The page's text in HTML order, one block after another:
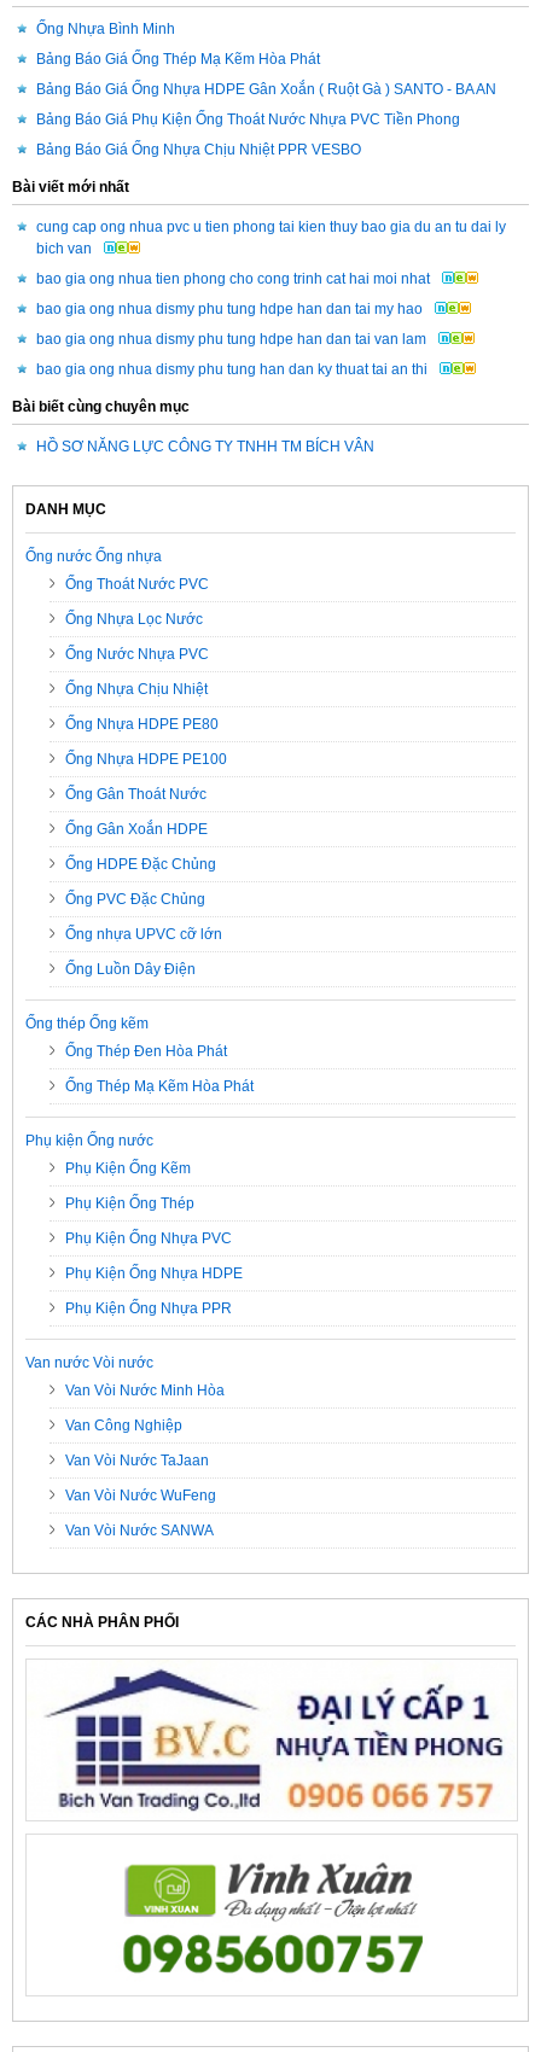
Ống Nhựa Bình Minh
Bảng Báo Giá Ống Thép Mạ Kẽm Hòa Phát
Bảng Báo Giá Ống Nhựa HDPE Gân Xoắn ( Ruột Gà ) SANTO - BA AN
Bảng Báo Giá Phụ Kiện Ống Thoát Nước Nhựa PVC Tiền Phong
Bảng Báo Giá Ống Nhựa Chịu Nhiệt PPR VESBO
Bài viết mới nhất
cung cap ong nhua pvc u tien phong tai kien thuy bao gia du an tu dai ly
bich van
bao gia ong nhua tien phong cho cong trinh cat hai moi nhat
bao gia ong nhua dismy phu tung hdpe han dan tai my hao
bao gia ong nhua dismy phu tung hdpe han dan tai van lam
bao gia ong nhua dismy phu tung han dan ky thuat tai an thi
Bài biết cùng chuyên mục
HỒ SƠ NĂNG LỰC CÔNG TY TNHH TM BÍCH VÂN
DANH MỤC
Ống nước Ống nhựa
Ống Thoát Nước PVC
Ống Nhựa Lọc Nước
Ống Nước Nhựa PVC
Ống Nhựa Chịu Nhiệt
Ống Nhựa HDPE PE80
Ống Nhựa HDPE PE100
Ống Gân Thoát Nước
Ống Gân Xoắn HDPE
Ống HDPE Đặc Chủng
Ống PVC Đặc Chủng
Ống nhựa UPVC cỡ lớn
Ống Luồn Dây Điện
Ống thép Ống kẽm
Ống Thép Đen Hòa Phát
Ống Thép Mạ Kẽm Hòa Phát
Phụ kiện Ống nước
Phụ Kiện Ống Kẽm
Phụ Kiện Ống Thép
Phụ Kiện Ống Nhựa PVC
Phụ Kiện Ống Nhựa HDPE
Phụ Kiện Ống Nhựa PPR
Van nước Vòi nước
Van Vòi Nước Minh Hòa
Van Công Nghiệp
Van Vòi Nước TaJaan
Van Vòi Nước WuFeng
Van Vòi Nước SANWA
CÁC NHÀ PHÂN PHỐI